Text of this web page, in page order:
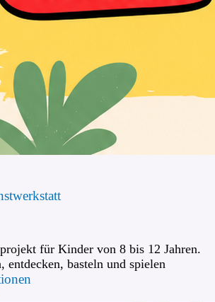
für Kinder von 8 bis 12 Jahren.
entdecken, basteln und spielen